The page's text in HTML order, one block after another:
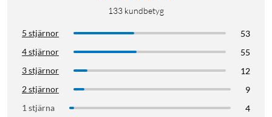
133 kundbetyg
5 stjärnor
53
4 stjärnor
55
3 stjärnor
12
2 stjärnor
9
1 stjärna
4